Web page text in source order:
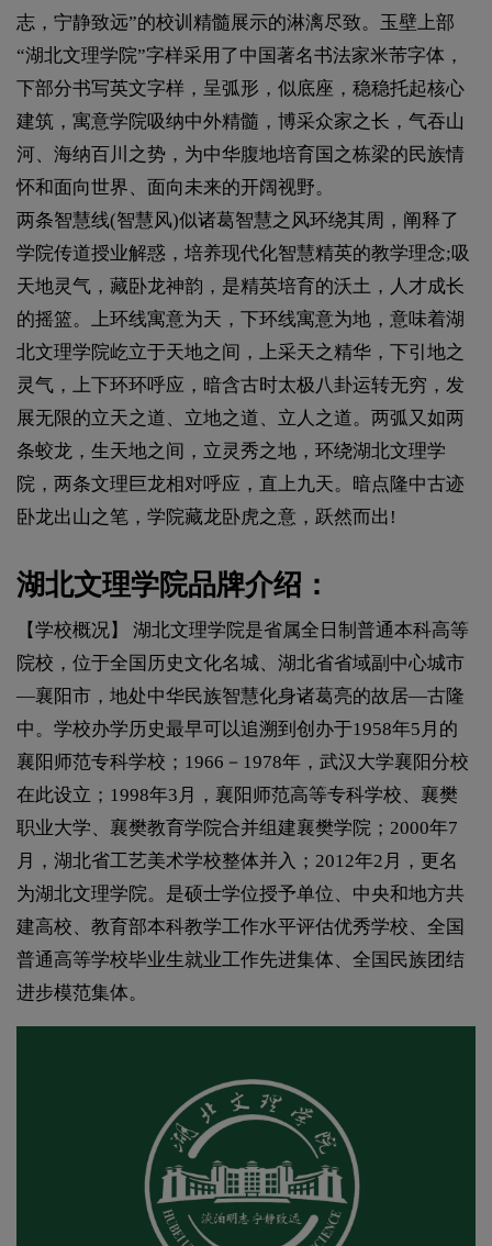
志，宁静致远”的校训精髓展示的淋漓尽致。玉壁上部
“湖北文理学院”字样采用了中国著名书法家米芾字体，
下部分书写英文字样，呈弧形，似底座，稳稳托起核心
建筑，寓意学院吸纳中外精髓，博采众家之长，气吞山
河、海纳百川之势，为中华腹地培育国之栋梁的民族情
怀和面向世界、面向未来的开阔视野。
两条智慧线(智慧风)似诸葛智慧之风环绕其周，阐释了
学院传道授业解惑，培养现代化智慧精英的教学理念;吸
天地灵气，藏卧龙神韵，是精英培育的沃土，人才成长
的摇篮。上环线寓意为天，下环线寓意为地，意味着湖
北文理学院屹立于天地之间，上采天之精华，下引地之
灵气，上下环环呼应，暗含古时太极八卦运转无穷，发
展无限的立天之道、立地之道、立人之道。两弧又如两
条蛟龙，生天地之间，立灵秀之地，环绕湖北文理学
院，两条文理巨龙相对呼应，直上九天。暗点隆中古迹
卧龙出山之笔，学院藏龙卧虎之意，跃然而出!
湖北文理学院品牌介绍：
【学校概况】 湖北文理学院是省属全日制普通本科高等
院校，位于全国历史文化名城、湖北省省域副中心城市
—襄阳市，地处中华民族智慧化身诸葛亮的故居—古隆
中。学校办学历史最早可以追溯到创办于1958年5月的
襄阳师范专科学校；1966－1978年，武汉大学襄阳分校
在此设立；1998年3月，襄阳师范高等专科学校、襄樊
职业大学、襄樊教育学院合并组建襄樊学院；2000年7
月，湖北省工艺美术学校整体并入；2012年2月，更名
为湖北文理学院。是硕士学位授予单位、中央和地方共
建高校、教育部本科教学工作水平评估优秀学校、全国
普通高等学校毕业生就业工作先进集体、全国民族团结
进步模范集体。